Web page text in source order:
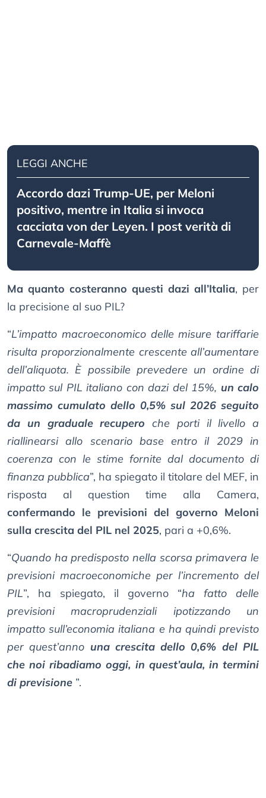
LEGGI ANCHE
Accordo dazi Trump-UE, per Meloni
positivo, mentre in Italia si invoca
cacciata von der Leyen. I post verità di
Carnevale-Maffè
Ma quanto costeranno questi dazi all’Italia, per
la precisione al suo PIL?
“L’impatto macroeconomico delle misure tariffarie
risulta proporzionalmente crescente all’aumentare
dell’aliquota. È possibile prevedere un ordine di
impatto sul PIL italiano con dazi del 15%, un calo
massimo cumulato dello 0,5% sul 2026 seguito
da un graduale recupero che porti il livello a
riallinearsi allo scenario base entro il 2029 in
coerenza con le stime fornite dal documento di
finanza pubblica”, ha spiegato il titolare del MEF, in
risposta al question time alla Camera,
confermando le previsioni del governo Meloni
sulla crescita del PIL nel 2025, pari a +0,6%.
“Quando ha predisposto nella scorsa primavera le
previsioni macroeconomiche per l’incremento del
PIL”, ha spiegato, il governo “ha fatto delle
previsioni macroprudenziali ipotizzando un
impatto sull’economia italiana e ha quindi previsto
per quest’anno una crescita dello 0,6% del PIL
che noi ribadiamo oggi, in quest’aula, in termini
di previsione ”.